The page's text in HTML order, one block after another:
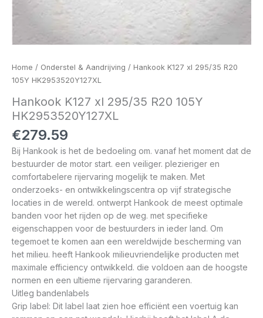
Home / Onderstel & Aandrijving / Hankook K127 xl 295/35 R20
105Y HK2953520Y127XL
Hankook K127 xl 295/35 R20 105Y
HK2953520Y127XL
€279.59
Bij Hankook is het de bedoeling om. vanaf het moment dat de
bestuurder de motor start. een veiliger. plezieriger en
comfortabelere rijervaring mogelijk te maken. Met
onderzoeks- en ontwikkelingscentra op vijf strategische
locaties in de wereld. ontwerpt Hankook de meest optimale
banden voor het rijden op de weg. met specifieke
eigenschappen voor de bestuurders in ieder land. Om
tegemoet te komen aan een wereldwijde bescherming van
het milieu. heeft Hankook milieuvriendelijke producten met
maximale efficiency ontwikkeld. die voldoen aan de hoogste
normen en een ultieme rijervaring garanderen.
Uitleg bandenlabels
Grip label: Dit label laat zien hoe efficiënt een voertuig kan